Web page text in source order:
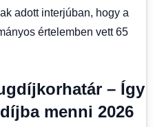
adott interjúban, hogy a
értelemben vett 65
– Így
menni 2026